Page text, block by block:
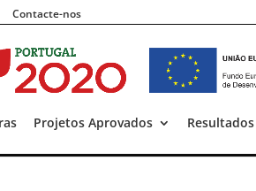
Contacte-nos
Projetos Aprovados Resultados